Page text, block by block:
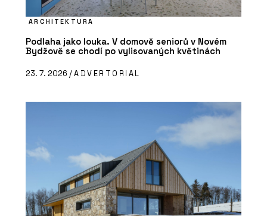
ARCHITEKTURA
Podlaha jako louka. V domově seniorů v Novém
Bydžově se chodí po vylisovaných květinách
23. 7. 2026 /ADVERTORIAL